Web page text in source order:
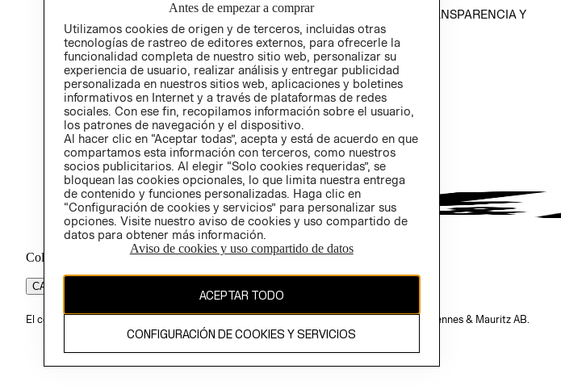
PROGRAMA DE TRANSPARENCIA Y
ÉTICA (INGLÉS)
Colombia ($)
CAMBIAR REGIÓN
El contenido de esta página web está protegido por copyright y es propiedad de H&M Hennes & Mauritz AB.
Antes de empezar a comprar
Utilizamos cookies de origen y de terceros, incluidas otras
tecnologías de rastreo de editores externos, para ofrecerle la
funcionalidad completa de nuestro sitio web, personalizar su
experiencia de usuario, realizar análisis y entregar publicidad
personalizada en nuestros sitios web, aplicaciones y boletines
informativos en Internet y a través de plataformas de redes
sociales. Con ese fin, recopilamos información sobre el usuario,
los patrones de navegación y el dispositivo.
Al hacer clic en “Aceptar todas”, acepta y está de acuerdo en que
compartamos esta información con terceros, como nuestros
socios publicitarios. Al elegir “Solo cookies requeridas”, se
bloquean las cookies opcionales, lo que limita nuestra entrega
de contenido y funciones personalizadas. Haga clic en
“Configuración de cookies y servicios” para personalizar sus
opciones. Visite nuestro aviso de cookies y uso compartido de
datos para obtener más información.
Aviso de cookies y uso compartido de datos
ACEPTAR TODO
CONFIGURACIÓN DE COOKIES Y SERVICIOS